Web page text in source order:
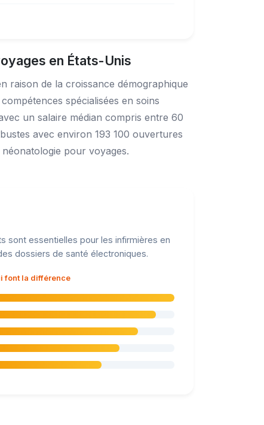
en États-Unis
raison de la croissance démographique
spécialisées en soins
un salaire médian compris entre 60
avec environ 193 100 ouvertures
pour voyages.
sont essentielles pour les infirmières en
dossiers de santé électroniques.
font la différence